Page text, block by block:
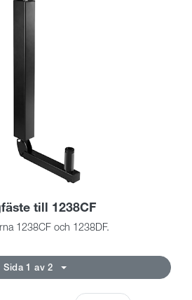
till 1238CF
1238CF och 1238DF.
Sida 1 av 2